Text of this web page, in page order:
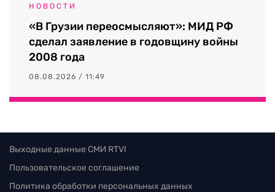
НОВОСТИ
«В Грузии переосмысляют»: МИД РФ
сделал заявление в годовщину войны
2008 года
08.08.2026 / 11:49
Выходные данные СМИ RTVI
Пользовательское соглашение
Политика обработки персональных данных